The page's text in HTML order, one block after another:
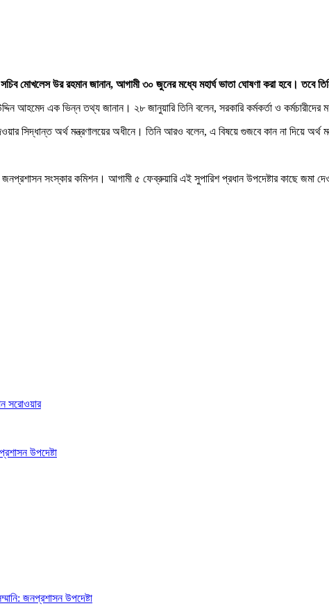
মোখলেস উর রহমান জানান, আগামী ৩০ জুনের মধ্যে মহার্ঘ ভাতা ঘোষণা করা হবে। তবে
আহমেদ এক ভিন্ন তথ্য জানান। ২৮ জানুয়ারি তিনি বলেন, সরকারি কর্মকর্তা ও কর্মচারীদের
সিদ্ধান্ত অর্থ মন্ত্রণালয়ের অধীনে। তিনি আরও বলেন, এ বিষয়ে গুজবে কান না দিয়ে অর্থ
সংস্কার কমিশন। আগামী ৫ ফেব্রুয়ারি এই সুপারিশ প্রধান উপদেষ্টার কাছে জমা
সরোওয়ার
উপদেষ্টা
জনপ্রশাসন উপদেষ্টা